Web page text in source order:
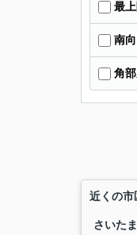
最
南向
角
近くの市
さいた